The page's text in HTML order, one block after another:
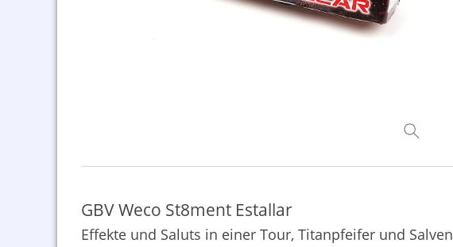
GBV Weco St8ment Estallar
Effekte und Saluts in einer Tour, Titanpfeifer und Salven